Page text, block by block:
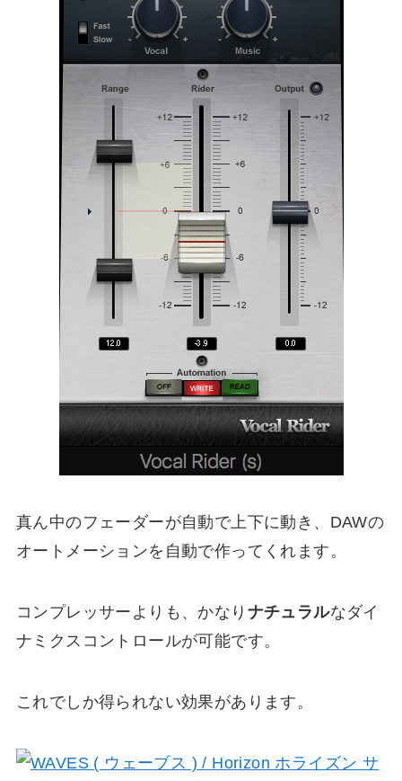
真ん中のフェーダーが自動で上下に動き、DAWの
オートメーションを自動で作ってくれます。
コンプレッサーよりも、かなり ナチュラルなダイ
ナミクスコントロールが可能です。
これでしか得られない効果があります。